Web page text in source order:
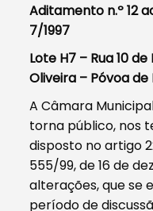
Aditamento n.º 12
7/1997
Lote H7 – Rua 10
Oliveira – Póvoa de
A Câmara
torna público, nos
disposto no artigo
555/99, de 16 de
alterações, que se
período de